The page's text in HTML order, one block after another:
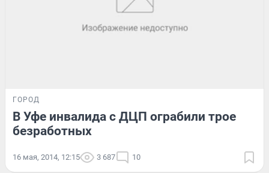
ГОРОД
В Уфе инвалида с ДЦП ограбили трое
безработных
16 мая, 2014, 12:15 3 687 10